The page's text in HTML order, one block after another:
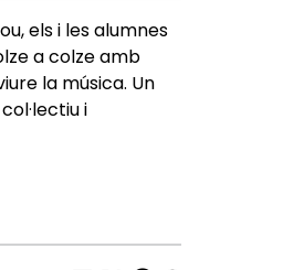
els i les alumnes
a colze amb
la música. Un
i